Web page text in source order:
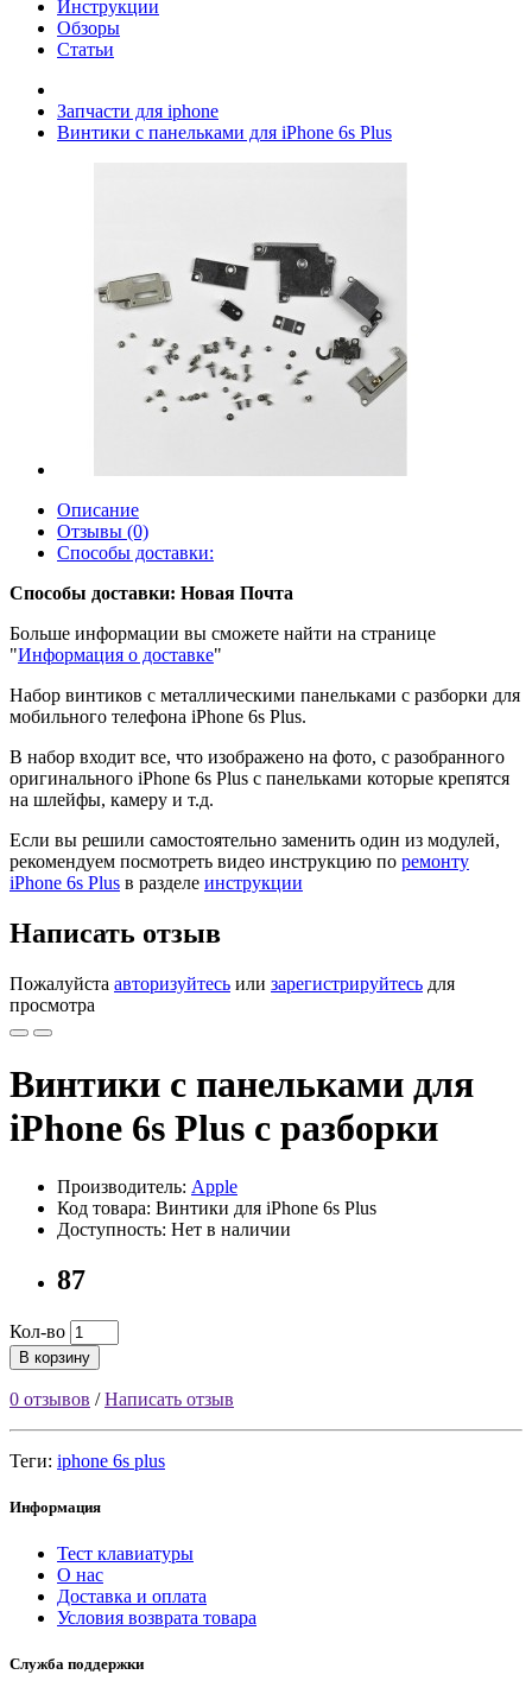
Инструкции
Обзоры
Статьи
Запчасти для iphone
Винтики с панельками для iPhone 6s Plus
Описание
Отзывы (0)
Способы доставки:
Способы доставки: Новая Почта
Больше информации вы сможете найти на странице
"Информация о доставке"
Набор винтиков с металлическими панельками с разборки для
мобильного телефона iPhone 6s Plus.
В набор входит все, что изображено на фото, с разобранного
оригинального iPhone 6s Plus с панельками которые крепятся
на шлейфы, камеру и т.д.
Если вы решили самостоятельно заменить один из модулей,
рекомендуем посмотреть видео инструкцию по ремонту
iPhone 6s Plus в разделе инструкции
Написать отзыв
Пожалуйста авторизуйтесь или зарегистрируйтесь для
просмотра
Винтики с панельками для
iPhone 6s Plus с разборки
Производитель: Apple
Код товара: Винтики для iPhone 6s Plus
Доступность: Нет в наличии
87
Кол-во
В корзину
0 отзывов /Написать отзыв
Теги: iphone 6s plus
Информация
Тест клавиатуры
О нас
Доставка и оплата
Условия возврата товара
Служба поддержки